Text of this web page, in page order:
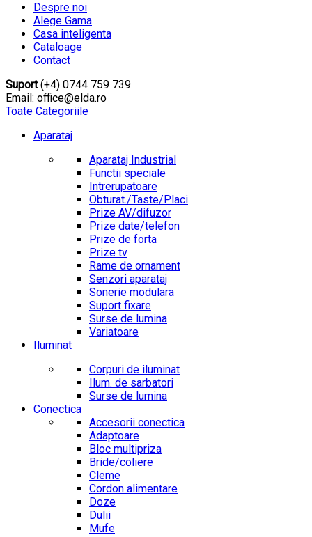
Despre noi
Alege Gama
Casa inteligenta
Cataloage
Contact
Suport(+4) 0744 759 739
Email: office@elda.ro
Toate Categoriile
Aparataj
Aparataj Industrial
Functii speciale
Intrerupatoare
Obturat./Taste/Placi
Prize AV/difuzor
Prize date/telefon
Prize de forta
Prize tv
Rame de ornament
Senzori aparataj
Sonerie modulara
Suport fixare
Surse de lumina
Variatoare
Iluminat
Corpuri de iluminat
Ilum. de sarbatori
Surse de lumina
Conectica
Accesorii conectica
Adaptoare
Bloc multipriza
Bride/coliere
Cleme
Cordon alimentare
Doze
Dulii
Mufe